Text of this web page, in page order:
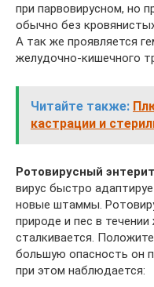
при парвовирусном, но
обычно без
А так же проявляется
желудочно-кишечного
Читайте также:
кастрации и
Ротовирусный энтерит
вирус быстро
новые штаммы.
природе и пес в
сталкивается.
большую опасность он
при этом наблюдается: